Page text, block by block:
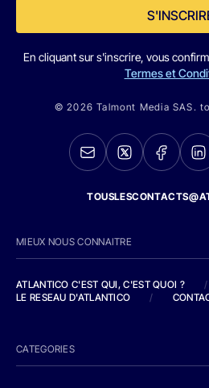
En cliquant sur s'inscrire, vous
Termes et
© 2026 Talmont Media SAS.
MIEUX NOUS CONNAITRE
ATLANTICO C'EST QUI, C'EST QUOI ?
/
LE RESEAU D'ATLANTICO
/
CATEGORIES